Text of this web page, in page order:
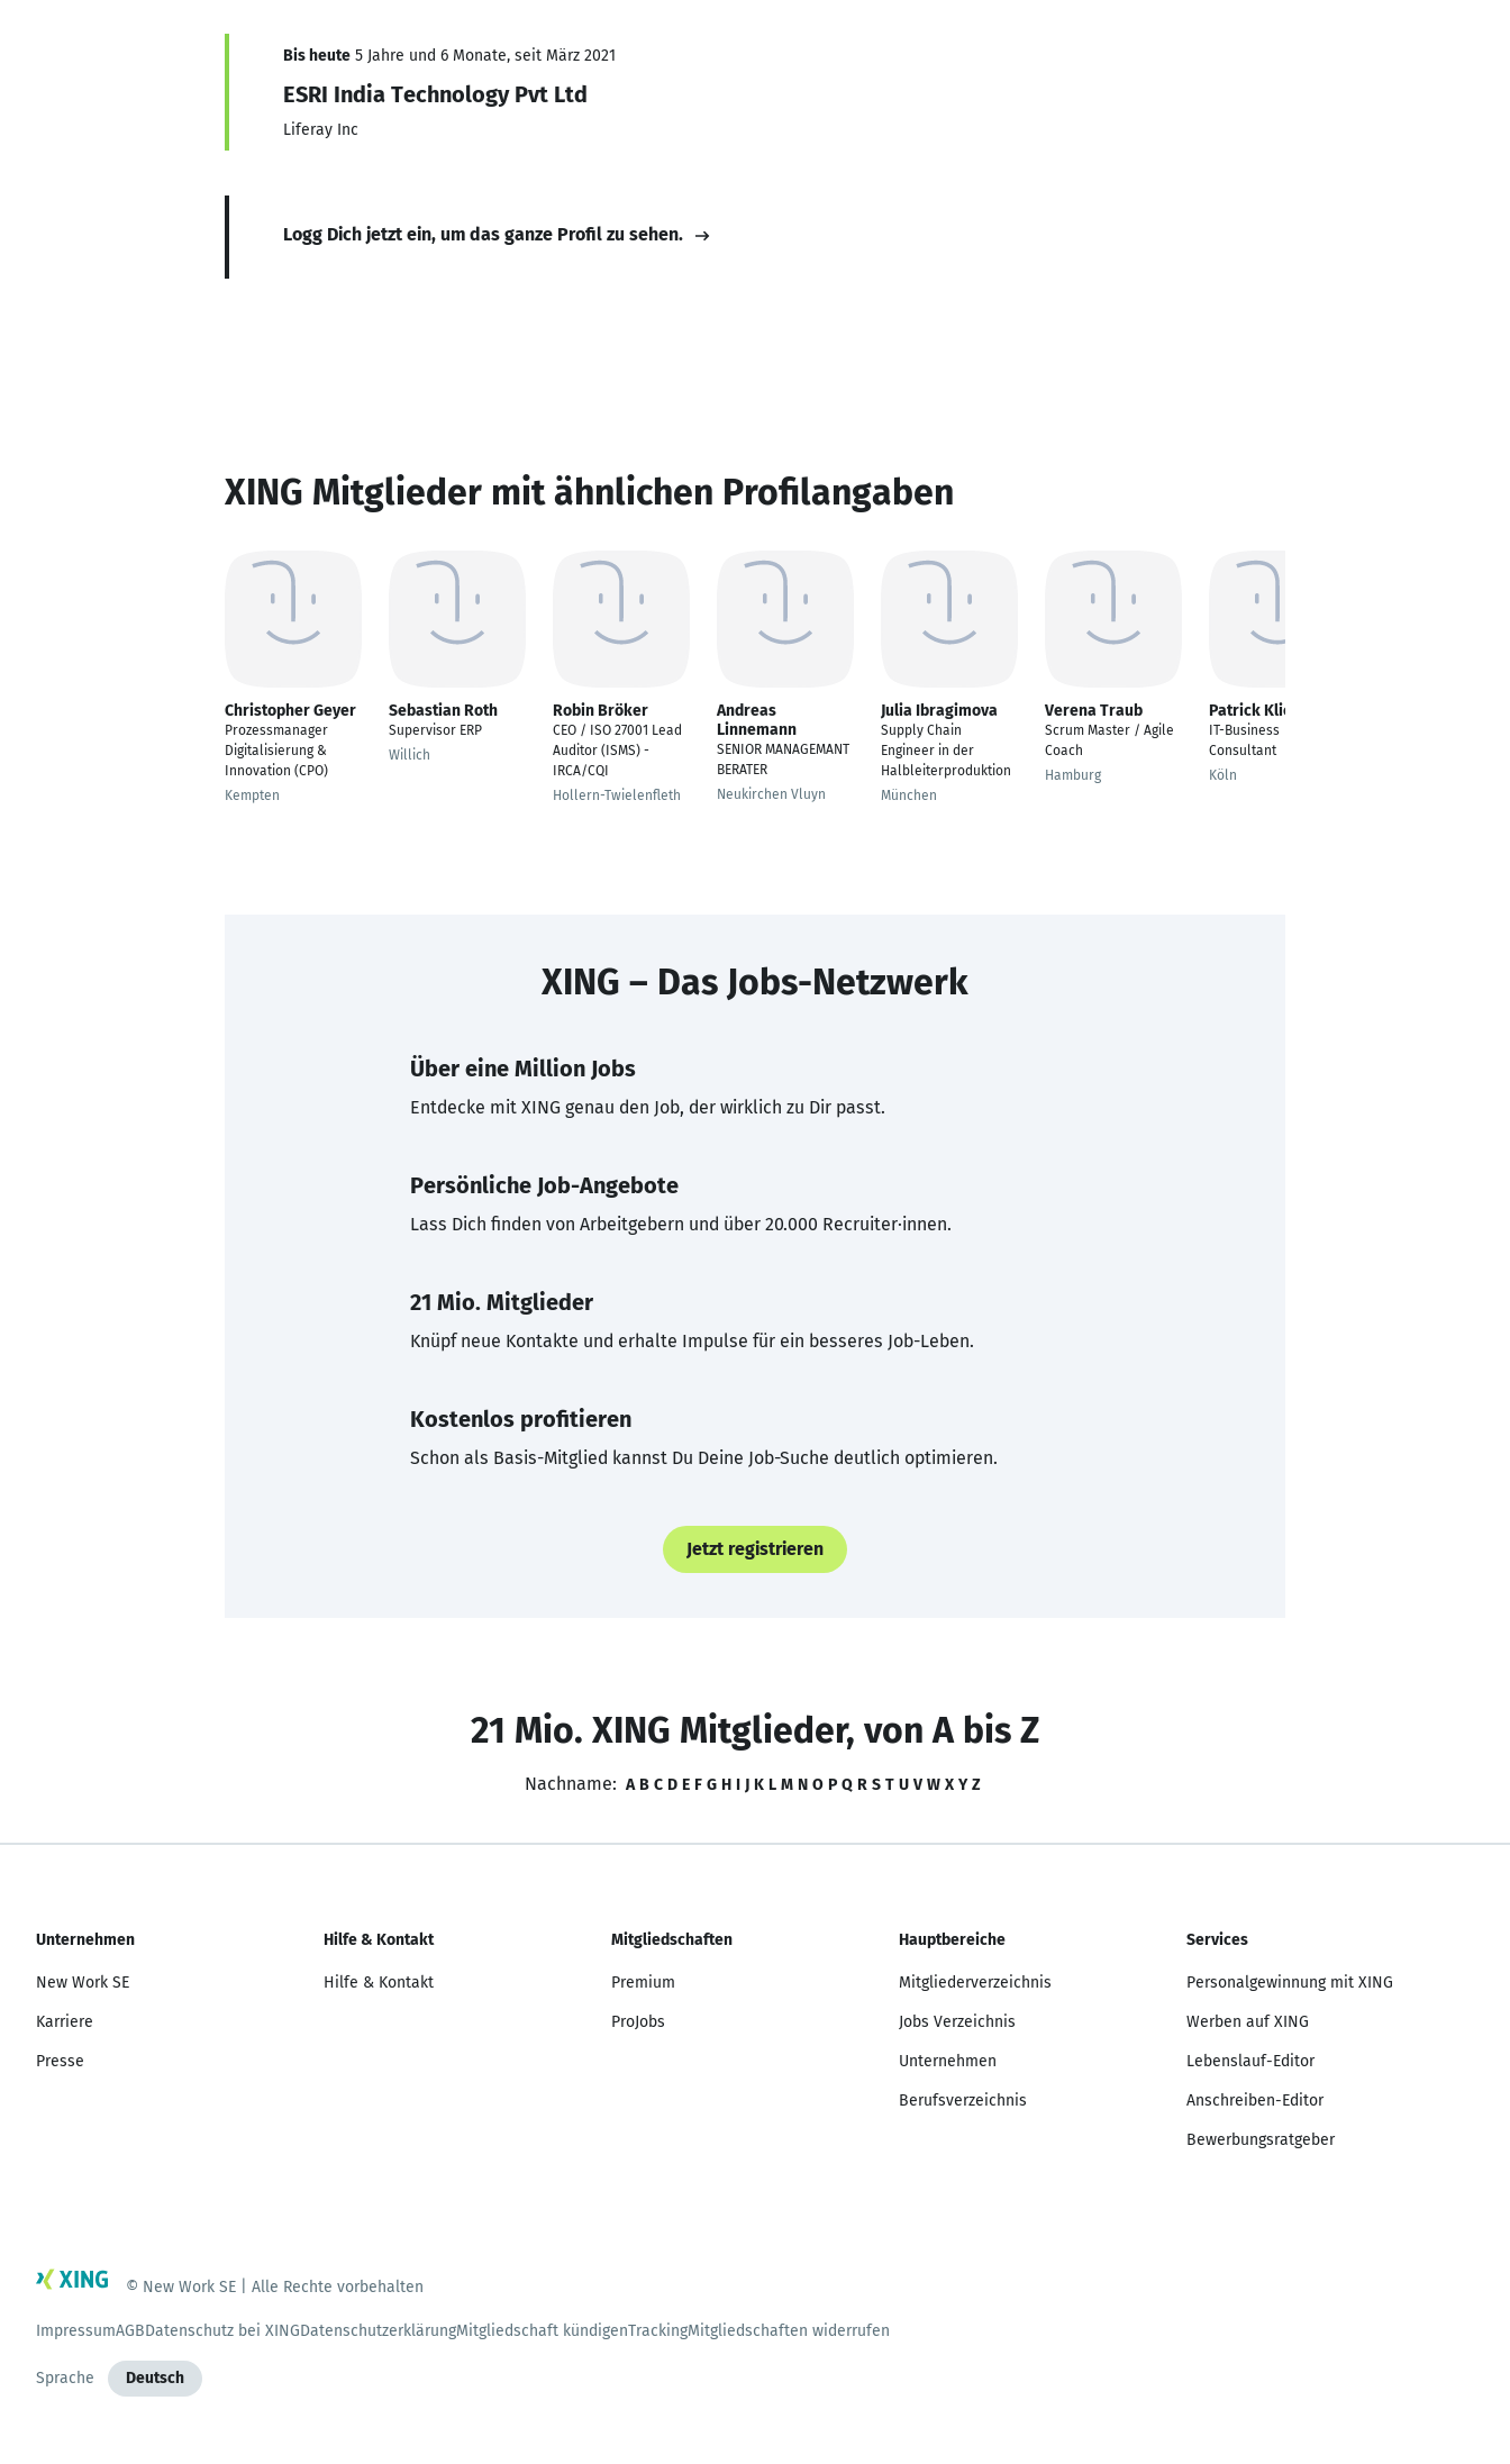
Bis heute 5 Jahre und 6 Monate, seit März 2021
ESRI India Technology Pvt Ltd
Liferay Inc
Logg Dich jetzt ein, um das ganze Profil zu sehen.
XING Mitglieder mit ähnlichen Profilangaben
Christopher Geyer
Prozessmanager
Digitalisierung &
Innovation (CPO)
Kempten
Sebastian Roth
Supervisor ERP
Willich
Robin Bröker
CEO / ISO 27001 Lead
Auditor (ISMS) -
IRCA/CQI
Hollern-Twielenfleth
Andreas
Linnemann
SENIOR MANAGEMANT
BERATER
Neukirchen Vluyn
Julia Ibragimova
Supply Chain
Engineer in der
Halbleiterproduktion
München
Verena Traub
Scrum Master / Agile
Coach
Hamburg
Patrick Klieve
IT-Business
Consultant
Köln
XING – Das Jobs-Netzwerk
Über eine Million Jobs
Entdecke mit XING genau den Job, der wirklich zu Dir passt.
Persönliche Job-Angebote
Lass Dich finden von Arbeitgebern und über 20.000 Recruiter·innen.
21 Mio. Mitglieder
Knüpf neue Kontakte und erhalte Impulse für ein besseres Job-Leben.
Kostenlos profitieren
Schon als Basis-Mitglied kannst Du Deine Job-Suche deutlich optimieren.
Jetzt registrieren
21 Mio. XING Mitglieder, von A bis Z
Nachname: A B C D E F G H I J K L M N O P Q R S T U V W X Y Z
Unternehmen
New Work SE
Karriere
Presse
Hilfe & Kontakt
Hilfe & Kontakt
Mitgliedschaften
Premium
ProJobs
Hauptbereiche
Mitgliederverzeichnis
Jobs Verzeichnis
Unternehmen
Berufsverzeichnis
Services
Personalgewinnung mit XING
Werben auf XING
Lebenslauf-Editor
Anschreiben-Editor
Bewerbungsratgeber
© New Work SE | Alle Rechte vorbehalten
ImpressumAGBDatenschutz bei XINGDatenschutzerklärungMitgliedschaft kündigenTrackingMitgliedschaften widerrufen
Sprache Deutsch